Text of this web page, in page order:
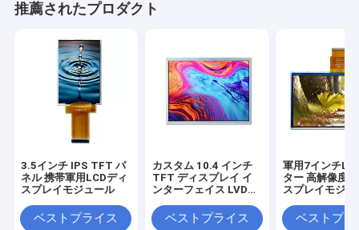
推薦されたプロダクト
3.5インチ IPS TFT パ
ネル 携帯軍用LCDディ
スプレイモジュール
ベストプライス
カスタム 10.4 インチ
TFT ディスプレイ イ
ンターフェイス LVDS
ベストプライス
軍用7インチ
ター 高解像度
スプレイモジュ
ベストプラ